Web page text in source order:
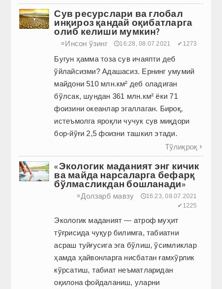
Сув ресурслари ва глобал
инқироз қандай оқибатларга
олиб келиши мумкин?
≡Инсон ўзинг 🕔16:28, 08.07.2021 ✔1273
Бугун ҳамма тоза сув ичаяпти деб
ўйлайсизми? Aдашасиз. Ернинг умумий
майдони 510 млн.км² деб оладиган
бўлсак, шундан 361 млн.км² ёки 71
фоизини океанлар эгаллаган. Бироқ,
истеъмолга яроқли чучук сув миқдори
бор-йўғи 2,5 фоизни ташкил этади.
Тўлиқроқ 
«Экологик маданият энг кичик
ва майда нарсаларга бефарқ
бўлмасликдан бошланади»
≡Долзарб мавзу
🕔16:23, 08.07.2021
✔1225
Экологик маданият — атроф муҳит
тўғрисида чуқур билимга, табиатни
асраш туйғусига эга бўлиш, ўсимликлар
ҳамда ҳайвонларга нисбатан ғамхўрлик
кўрсатиш, табиат неъматларидан
оқилона фойдаланиш, уларни